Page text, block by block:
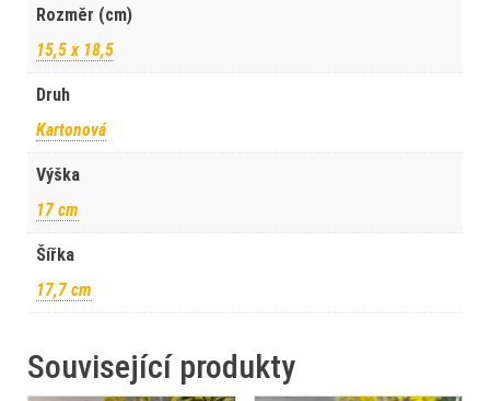
Rozměr (cm)
15,5 x 18,5
Druh
Kartonová
Výška
17 cm
Šířka
17,7 cm
Související produkty